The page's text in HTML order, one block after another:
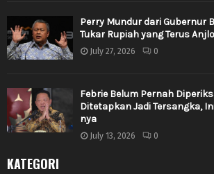
Perry Mundur dari Gubernur
Tukar Rupiah yang Terus
July 27, 2026 0
Febrie Belum Pernah
Ditetapkan Jadi Tersangka,
nya
July 13, 2026 0
KATEGORI